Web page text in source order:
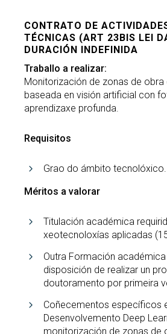
CONTRATO DE
TÉCNICAS (ART 23BIS LEI
DURACIÓN INDEFINIDA
Traballo a realizar:
Monitorización de zonas de obra
baseada en visión artificial con
aprendizaxe profunda.
Requisitos
Grao do ámbito tecnolóxico.
Méritos a valorar
Titulación académica
xeotecnoloxías aplicadas
Outra Formación
disposición de realizar un
doutoramento por primeira
Coñecementos específicos
Desenvolvemento Deep
monitorización de zonas de